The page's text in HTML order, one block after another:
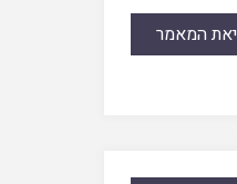
המאמר